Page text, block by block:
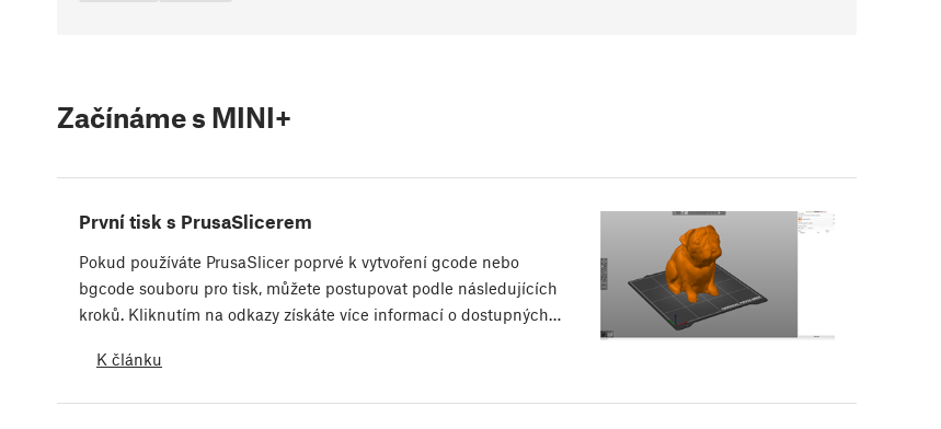
Začínáme s MINI+
První tisk s PrusaSlicerem
Pokud používáte PrusaSlicer poprvé k vytvoření gcode nebo
bgcode souboru pro tisk, můžete postupovat podle následujících
kroků. Kliknutím na odkazy získáte více informací o dostupných…
K článku